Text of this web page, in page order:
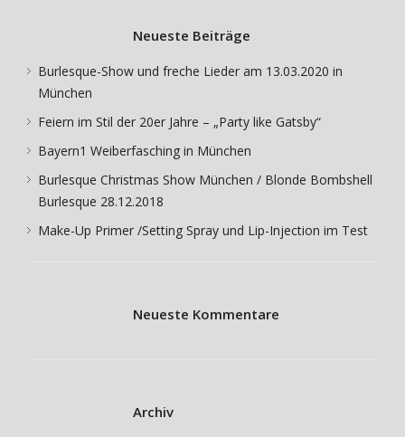
Neueste Beiträge
Burlesque-Show und freche Lieder am 13.03.2020 in
München
Feiern im Stil der 20er Jahre – „Party like Gatsby“
Bayern1 Weiberfasching in München
Burlesque Christmas Show München / Blonde Bombshell
Burlesque 28.12.2018
Make-Up Primer /Setting Spray und Lip-Injection im Test
Neueste Kommentare
Archiv